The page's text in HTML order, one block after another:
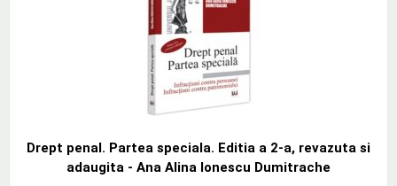
Drept penal. Partea speciala. Editia a 2-a, revazuta si
adaugita - Ana Alina Ionescu Dumitrache